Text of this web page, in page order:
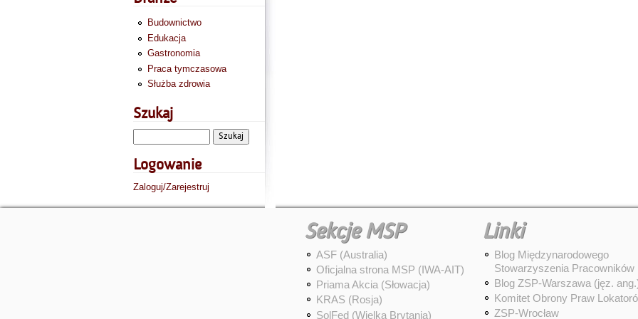
Budownictwo
Edukacja
Gastronomia
Praca tymczasowa
Służba zdrowia
Szukaj
Logowanie
Zaloguj/Zarejestruj
Sekcje MSP
ASF (Australia)
Oficjalna strona MSP (IWA-AIT)
Priama Akcia (Słowacja)
KRAS (Rosja)
SolFed (Wielka Brytania)
Linki
Blog Międzynarodowego
Stowarzyszenia Pracowników
Blog ZSP-Warszawa (jęz.
Komitet Obrony Praw
ZSP-Wrocław